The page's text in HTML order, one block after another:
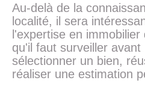
Au-delà de la
localité, il sera
l'expertise en
qu'il faut surveiller
sélectionner un bien,
réaliser une estimation